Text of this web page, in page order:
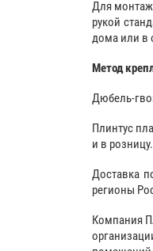
Для
рукой
дома или в
Метод
Дюбель-
Плинтус
и в
Доставка
регионы
Компания